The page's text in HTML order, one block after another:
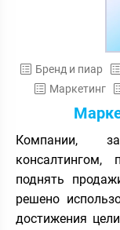
Бренд и пиар
Маркетинг
Компании,
консалтингом,
поднять
решено
достижения